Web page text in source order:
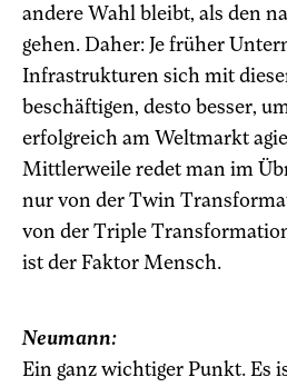
andere Wahl bleibt, als den
gehen. Daher: Je früher
Infrastrukturen sich mit
beschäftigen, desto besser,
erfolgreich am Weltmarkt
Mittlerweile redet man im
nur von der Twin
von der Triple
ist der Faktor Mensch.
Neumann:
Ein ganz wichtiger Punkt. Es